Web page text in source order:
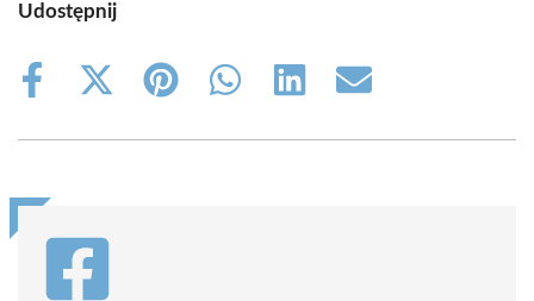
Udostępnij
Share
Share
(Twitter)
Share
Share
Share
Share